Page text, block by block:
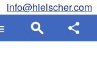
info@hielscher.com